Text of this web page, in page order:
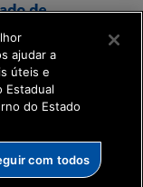
Transformação
ajudar a
úteis e
Estadual
do Estado
com todos